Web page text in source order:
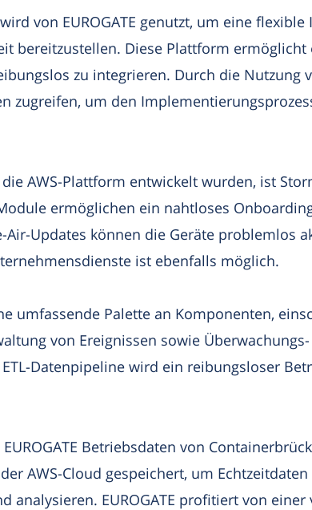
von EUROGATE genutzt, um eine
bereitzustellen. Diese Plattform ermöglicht
zu integrieren. Durch die Nutzung
zugreifen, um den
AWS-Plattform entwickelt wurden, ist
ermöglichen ein nahtloses
Updates können die Geräte problemlos
ist ebenfalls möglich.
umfassende Palette an Komponenten,
von Ereignissen sowie
Datenpipeline wird ein reibungsloser
Betriebsdaten von
AWS-Cloud gespeichert, um Echtzeitdaten
EUROGATE profitiert von